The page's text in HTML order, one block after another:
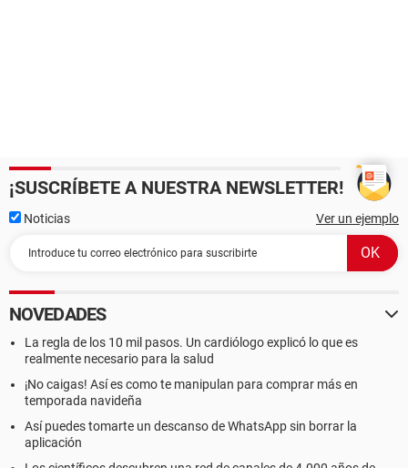
¡SUSCRÍBETE A NUESTRA NEWSLETTER!
Noticias Ver un ejemplo
NOVEDADES
La regla de los 10 mil pasos. Un cardiólogo explicó lo que es
realmente necesario para la salud
¡No caigas! Así es como te manipulan para comprar más en
temporada navideña
Así puedes tomarte un descanso de WhatsApp sin borrar la
aplicación